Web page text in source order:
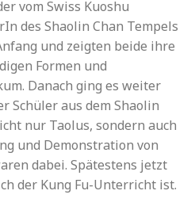
vom Swiss Kuoshu
des Shaolin Chan Tempels
und zeigten beide ihre
Formen und
Danach ging es weiter
Schüler aus dem Shaolin
nur Taolus, sondern auch
und Demonstration von
dabei. Spätestens jetzt
der Kung Fu-Unterricht ist.